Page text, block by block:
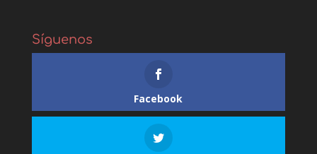
Síguenos
Facebook